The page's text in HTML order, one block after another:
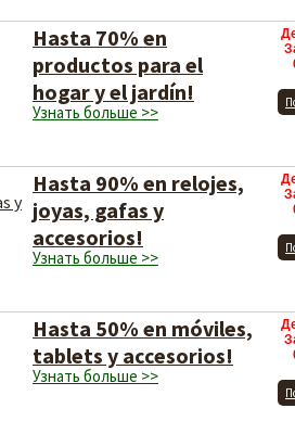
Hasta 70% en
productos para el
hogar y el jardín!
Узнать больше >>
Hasta 90% en relojes,
joyas, gafas y
accesorios!
Узнать больше >>
Hasta 50% en móviles,
tablets y accesorios!
Узнать больше >>